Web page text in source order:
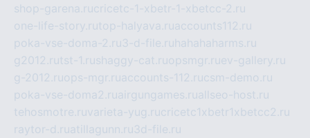
shop-garena.rucricetc-1-xbetr-1-xbetcc-2.ru
one-life-story.rutop-halyava.ruaccounts112.ru
poka-vse-doma-2.ru3-d-file.ru hahahaharms.ru
g2012.rutst-1.rushaggy-cat.ruopsmgr.ruev-gallery.ru
g-2012.ruops-mgr.ruaccounts-112.rucsm-demo.ru
poka-vse-doma2.ruairgungames.ruallseo-host.ru
tehosmotre.ruvarieta-yug.rucricetc1xbetr1xbetcc2.ru
raytor-d.ruatillagunn.ru3d-file.ru